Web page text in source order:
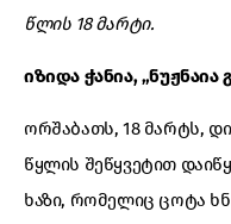
წლის 18 მარტი.
იზიდა ჭანია,
ორშაბათს, 18 მარტს,
წყლის შეწყვეტით
ხაზი, რომელიც ცოტა